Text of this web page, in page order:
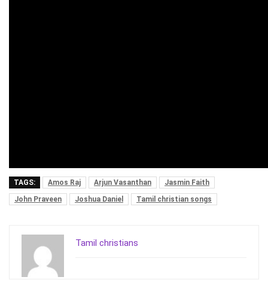
TAGS: Amos Raj Arjun Vasanthan
Jasmin Faith
John Praveen
Joshua Daniel Tamil christian songs
Tamil christians